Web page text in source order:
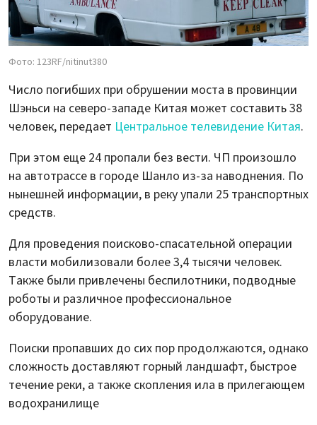
Фото: 123RF/nitinut380
Число погибших при обрушении моста в провинции
Шэньси на северо-западе Китая может составить 38
человек, передает Центральное телевидение Китая.
При этом еще 24 пропали без вести. ЧП произошло
на автотрассе в городе Шанло из-за наводнения. По
нынешней информации, в реку упали 25 транспортных
средств.
Для проведения поисково-спасательной операции
власти мобилизовали более 3,4 тысячи человек.
Также были привлечены беспилотники, подводные
роботы и различное профессиональное
оборудование.
Поиски пропавших до сих пор продолжаются, однако
сложность доставляют горный ландшафт, быстрое
течение реки, а также скопления ила в прилегающем
водохранилище